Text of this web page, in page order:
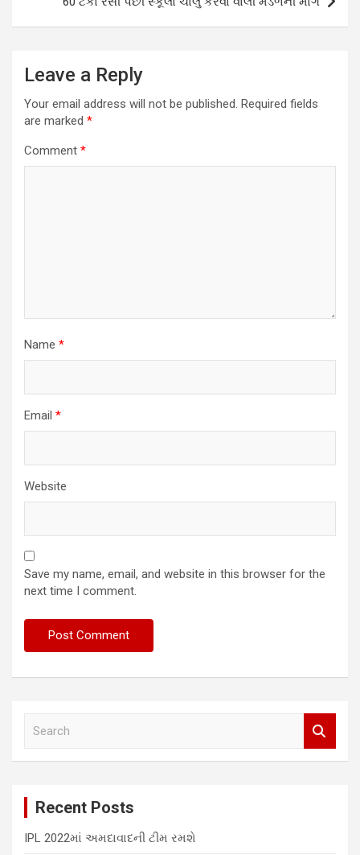
Leave a Reply
Your email address will not be published. Required fields
are marked *
Comment *
Name *
Email *
Website
Save my name, email, and website in this browser for the
next time I comment.
Recent Posts
IPL 2022માં અમદાવાદની ટીમ રમશે